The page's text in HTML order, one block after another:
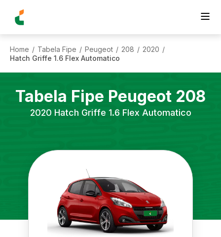
Home / Tabela Fipe / Peugeot / 208 / 2020 /
Hatch Griffe 1.6 Flex Automatico
Tabela Fipe Peugeot 208
2020 Hatch Griffe 1.6 Flex Automatico